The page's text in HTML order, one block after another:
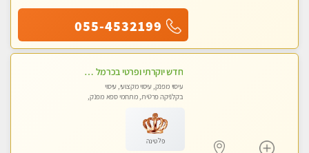
055-4532199
חדש יוקרתי ופרטי בכרמל חיפה! פנקו את עצמכם ברוגע פינוק וחוויה בלתי נשכחת באווירה נעימה ...ללא מין !
עיסוי מפנק, עיסוי מקצועי, עיסוי
בקלניקה פרטית, מתחמי ספא מפנק,
פלטינה